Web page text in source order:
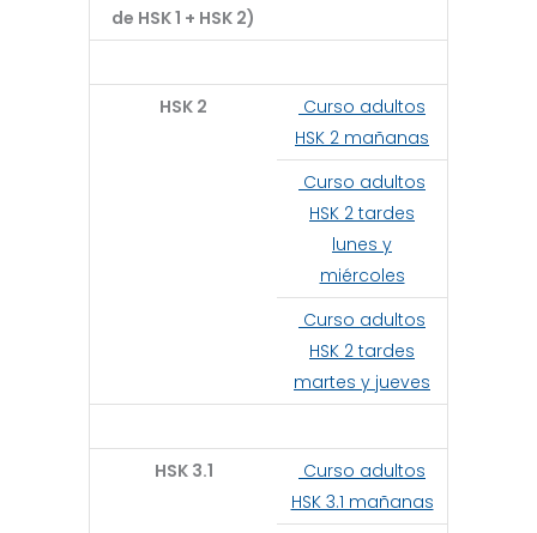
de HSK 1 + HSK 2)
HSK 2
Curso adultos
HSK 2 mañanas
Curso adultos
HSK 2 tardes
lunes y
miércoles
Curso adultos
HSK 2 tardes
martes y jueves
HSK 3.1
Curso adultos
HSK 3.1 mañanas